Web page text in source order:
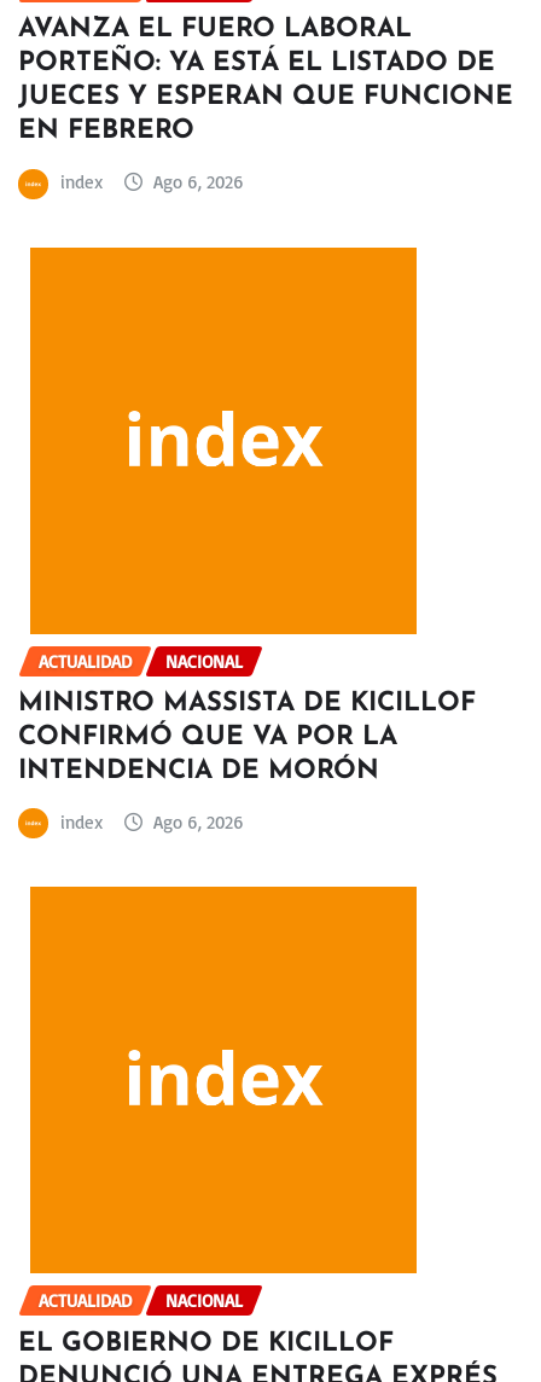
AVANZA EL FUERO LABORAL
PORTEÑO: YA ESTÁ EL LISTADO DE
JUECES Y ESPERAN QUE FUNCIONE
EN FEBRERO
index Ago 6, 2026
ACTUALIDAD NACIONAL
MINISTRO MASSISTA DE KICILLOF
CONFIRMÓ QUE VA POR LA
INTENDENCIA DE MORÓN
index Ago 6, 2026
ACTUALIDAD NACIONAL
EL GOBIERNO DE KICILLOF